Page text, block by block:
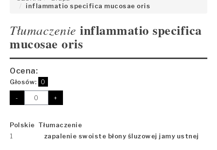
inflammatio specifica mucosae oris
Tłumaczenie inflammatio specifica
mucosae oris
Ocena:
Głosów: 0
- +
Polskie Tłumaczenie
1
zapalenie swoiste błony śluzowej jamy ustnej